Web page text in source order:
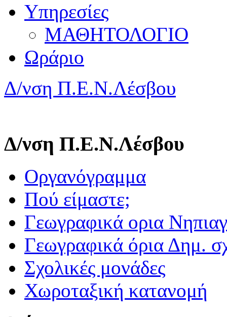
Υπηρεσίες
ΜΑΘΗΤΟΛΟΓΙΟ
Ωράριο
Δ/νση Π.Ε.Ν.Λέσβου
Δ/νση Π.Ε.Ν.Λέσβου
Οργανόγραμμα
Πού είμαστε;
Γεωγραφικά ορια
Γεωγραφικά όρια Δημ.
Σχολικές μονάδες
Χωροταξική κατανομή